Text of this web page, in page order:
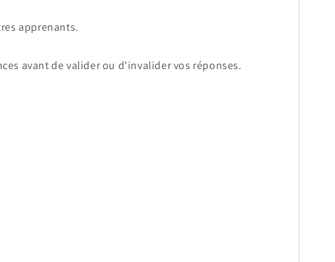
apprenants.
avant de valider ou d'invalider vos réponses.